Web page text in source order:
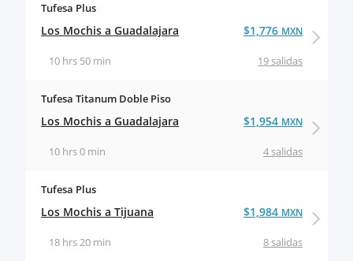
Tufesa Plus
Los Mochis a Guadalajara
19 salidas
10 hrs 50 min
$1,776 MXN
Tufesa Titanum Doble Piso
Los Mochis a Guadalajara
4 salidas
10 hrs 0 min
$1,954 MXN
Tufesa Plus
Los Mochis a Tijuana
8 salidas
18 hrs 20 min
$1,984 MXN